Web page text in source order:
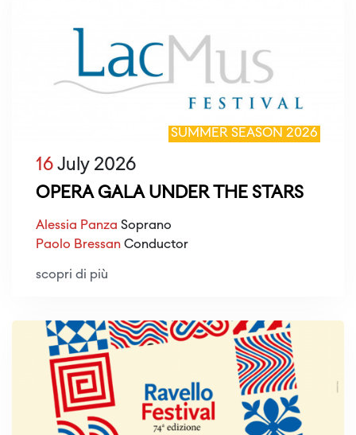
SUMMER SEASON 2026
16 July 2026
OPERA GALA UNDER THE STARS
Alessia Panza Soprano
Paolo Bressan Conductor
scopri di più